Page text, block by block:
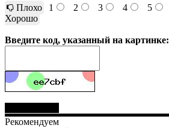
Плохо 1 2 3 4
5
Хорошо
Введите код, указанный на картинке:
Рекомендуем